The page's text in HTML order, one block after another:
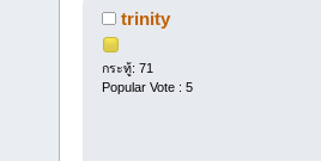
trinity
กระทู้: 71
Popular Vote : 5